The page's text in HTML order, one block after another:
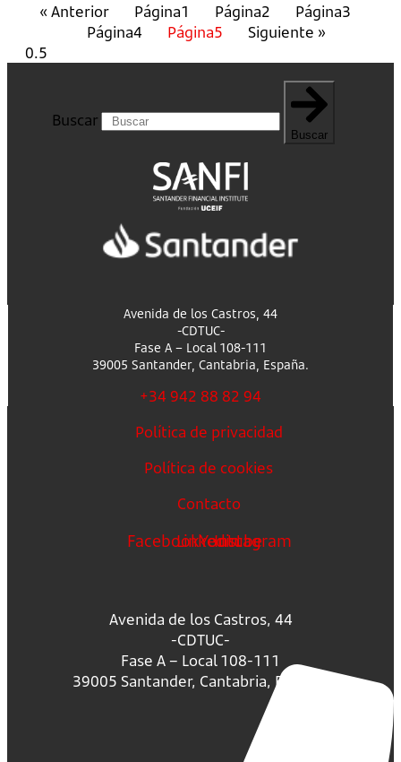
« Anterior Página1 Página2 Página3
Página4 Página5 Siguiente »
Buscar
Buscar
Avenida de los Castros, 44
-CDTUC-
Fase A – Local 108-111
39005 Santander, Cantabria, España.
+34 942 88 82 94
Política de privacidad
Política de cookies
Contacto
FacebookLinkedin
Youtube
Instagram
Avenida de los Castros, 44
-CDTUC-
Fase A – Local 108-111
39005 Santander, Cantabria, España.